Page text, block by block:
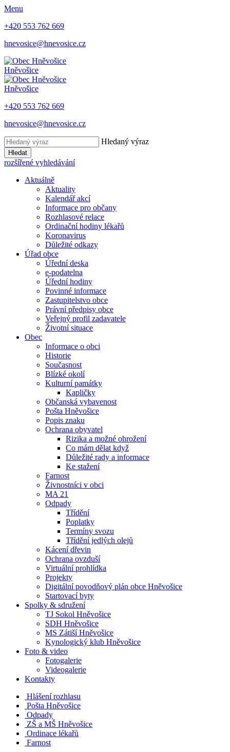
Menu
+420 553 762 669
hnevosice@hnevosice.cz
Hněvošice
Hněvošice
+420 553 762 669
hnevosice@hnevosice.cz
Hledaný výraz
Hledat
rozšířené vyhledávání
Aktuálně
Aktuality
Kalendář akcí
Informace pro občany
Rozhlasové relace
Ordinační hodiny lékařů
Koronavirus
Důležité odkazy
Úřad obce
Úřední deska
e-podatelna
Úřední hodiny
Povinné informace
Zastupitelstvo obce
Právní předpisy obce
Veřejný profil zadavatele
Životní situace
Obec
Informace o obci
Historie
Současnost
Blízké okolí
Kulturní památky
Kapličky
Občanská vybavenost
Pošta Hněvošice
Popis znaku
Ochrana obyvatel
Rizika a možné ohrožení
Co mám dělat když
Důležité rady a informace
Ke stažení
Farnost
Živnostníci v obci
MA 21
Odpady
Třídění
Poplatky
Termíny svozu
Třídění jedlých olejů
Kácení dřevin
Ochrana ovzduší
Virtuální prohlídka
Projekty
Digitální povodňový plán obce Hněvošice
Startovací byty
Spolky & sdružení
TJ Sokol Hněvošice
SDH Hněvošice
MS Zátiší Hněvošice
Kynologický klub Hněvošice
Foto & video
Fotogalerie
Videogalerie
Kontakty
Hlášení rozhlasu
Pošta Hněvošice
Odpady
ZŠ a MŠ Hněvošice
Ordinace lékařů
Farnost